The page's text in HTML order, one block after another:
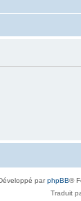
parphpBB®
Traduit